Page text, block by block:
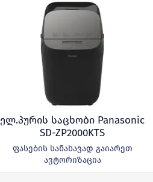
ელ.პურის საცხობი Panasonic
SD-ZP2000KTS
ფასების სანახავად გაიარეთ
ავტორიზაცია